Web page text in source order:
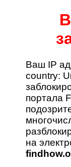
Ваш IP
country:
портала
на